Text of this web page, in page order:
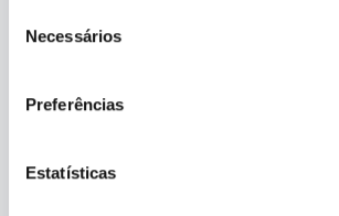
Necessários
Preferências
Estatísticas